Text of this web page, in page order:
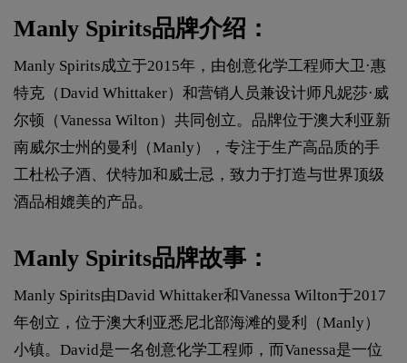
Manly Spirits品牌介绍：
Manly Spirits成立于2015年，由创意化学工程师大卫·惠
特克（David Whittaker）和营销人员兼设计师凡妮莎·威
尔顿（Vanessa Wilton）共同创立。品牌位于澳大利亚新
南威尔士州的曼利（Manly），专注于生产高品质的手
工杜松子酒、伏特加和威士忌，致力于打造与世界顶级
酒品相媲美的产品。
Manly Spirits品牌故事：
Manly Spirits由David Whittaker和Vanessa Wilton于2017
年创立，位于澳大利亚悉尼北部海滩的曼利（Manly）
小镇。David是一名创意化学工程师，而Vanessa是一位